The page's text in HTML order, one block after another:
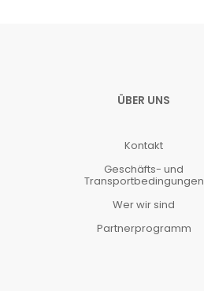
ÜBER UNS
Kontakt
Geschäfts- und
Transportbedingungen
Wer wir sind
Partnerprogramm